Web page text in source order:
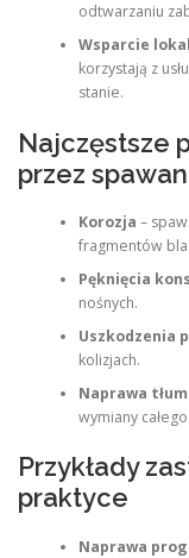
odtwarzaniu
Wsparcie
korzystają z
stanie.
Najczęstsze
przez
Korozja –
fragmentów
Pęknięcia
nośnych.
Uszkodzenia
kolizjach.
Naprawa
wymiany całego
Przykłady
praktyce
Naprawa